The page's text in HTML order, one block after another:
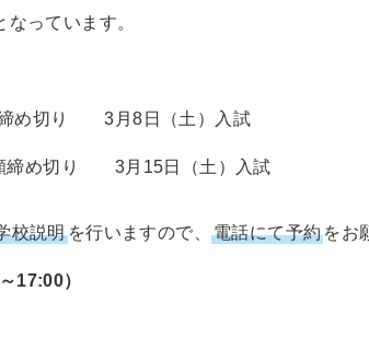
っています。
め切り 3月8日（土）入試
締め切り 3月15日（土）入試
校説明を行いますので、電話にて予約 をお
17:00）